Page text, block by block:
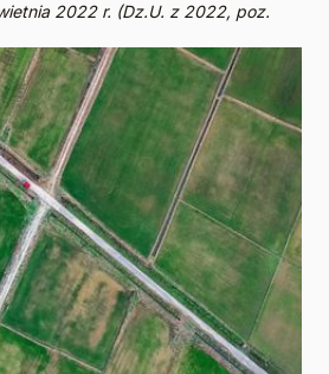
2022 r. (Dz.U. z 2022, poz.